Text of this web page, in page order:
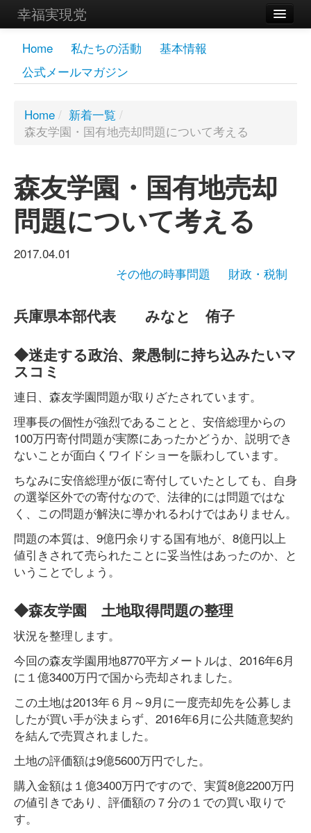
幸福実現党
メンバーズページ
党員
お問い合わせ
Home 私たちの活動
基本情報
公式メールマガジン
Home / 新着一覧 /
森友学園・国有地売却問題について考える
森友学園・国有地売却
問題について考える
2017.04.01
その他の時事問題
財政・税制
兵庫県本部代表 みなと 侑子
◆迷走する政治、衆愚制に持ち込みたいマ
スコミ
連日、森友学園問題が取りざたされています。
理事長の個性が強烈であることと、安倍総理からの
100万円寄付問題が実際にあったかどうか、説明でき
ないことが面白くワイドショーを賑わしています。
ちなみに安倍総理が仮に寄付していたとしても、自身
の選挙区外での寄付なので、法律的には問題ではな
く、この問題が解決に導かれるわけではありません。
問題の本質は、9億円余りする国有地が、8億円以上
値引きされて売られたことに妥当性はあったのか、と
いうことでしょう。
◆森友学園 土地取得問題の整理
状況を整理します。
今回の森友学園用地8770平方メートルは、2016年6月
に１億3400万円で国から売却されました。
この土地は2013年６月～9月に一度売却先を公募しま
したが買い手が決まらず、2016年6月に公共随意契約
を結んで売買されました。
土地の評価額は9億5600万円でした。
購入金額は１億3400万円ですので、実質8億2200万円
の値引きであり、評価額の７分の１での買い取りで
す。